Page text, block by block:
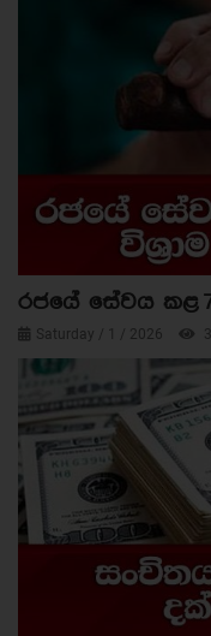
රජයේ සේවය කළ
Saturday / 1 / 2026